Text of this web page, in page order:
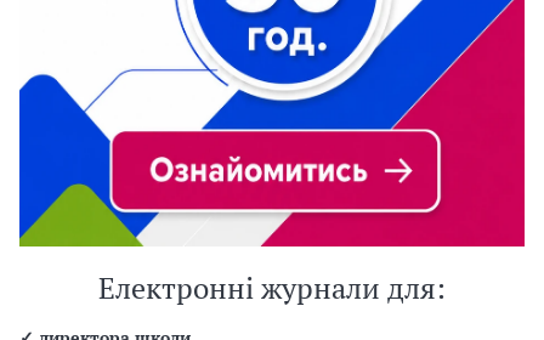
Електронні журнали для: